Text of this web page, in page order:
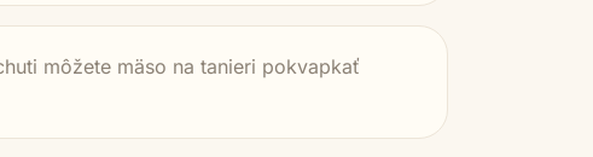
môžete mäso na tanieri pokvapkať